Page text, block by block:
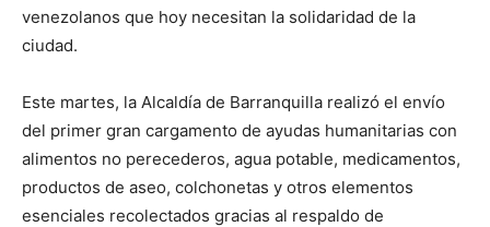
venezolanos que hoy necesitan la solidaridad de la
ciudad.
Este martes, la Alcaldía de Barranquilla realizó el envío
del primer gran cargamento de ayudas humanitarias con
alimentos no perecederos, agua potable, medicamentos,
productos de aseo, colchonetas y otros elementos
esenciales recolectados gracias al respaldo de